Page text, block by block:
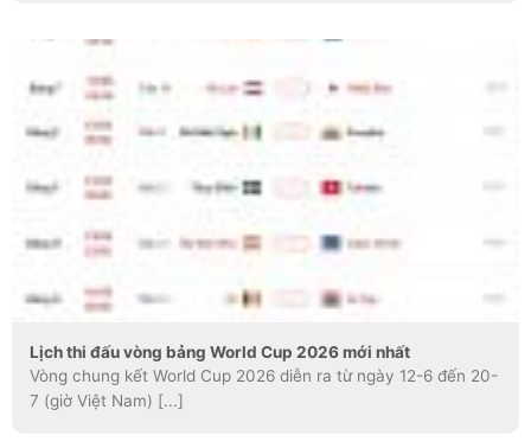
Lịch thi đấu vòng bảng World Cup 2026 mới nhất
Vòng chung kết World Cup 2026 diễn ra từ ngày 12-6 đến 20-
7 (giờ Việt Nam) [...]